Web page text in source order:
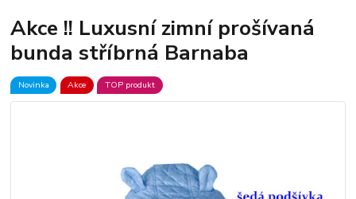
Akce !! Luxusní zimní prošívaná
bunda stříbrná Barnaba
Novinka Akce TOP produkt